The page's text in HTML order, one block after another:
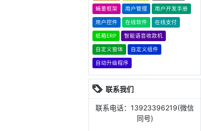
蝇量框架 用户管理 用户开发手册
用户控件 在线软件 在线支付
纸箱ERP 智能语音收款机
自定义窗体 自定义组件
自动升级程序
联系我们
联系电话：13923396219(微信
同号)